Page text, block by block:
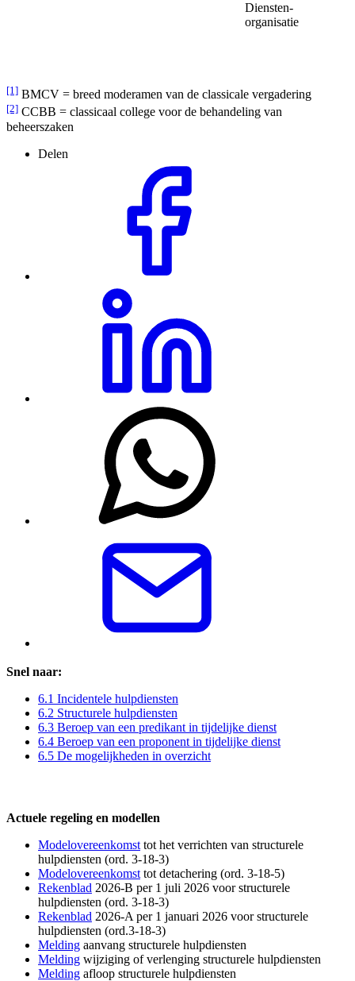
Diensten-
organisatie
[1] BMCV = breed moderamen van de classicale vergadering
[2] CCBB = classicaal college voor de behandeling van
beheerszaken
Delen
Snel naar:
6.1 Incidentele hulpdiensten
6.2 Structurele hulpdiensten
6.3 Beroep van een predikant in tijdelijke dienst
6.4 Beroep van een proponent in tijdelijke dienst
6.5 De mogelijkheden in overzicht
Actuele regeling en modellen
Modelovereenkomst tot het verrichten van structurele
hulpdiensten (ord. 3-18-3)
Modelovereenkomst tot detachering (ord. 3-18-5)
Rekenblad 2026-B per 1 juli 2026 voor structurele
hulpdiensten (ord. 3-18-3)
Rekenblad 2026-A per 1 januari 2026 voor structurele
hulpdiensten (ord.3-18-3)
Melding aanvang structurele hulpdiensten
Melding wijziging of verlenging structurele hulpdiensten
Melding afloop structurele hulpdiensten